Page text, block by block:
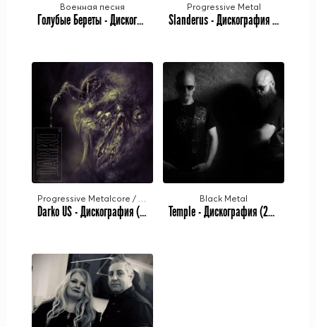
Военная песня
Голубые Береты - Дискография (1987-2020)
Progressive Metal
Slanderus - Дискография (2013-2022)
Darko US - Дискография (2020-2022)
Black Metal
Temple - Дискография (2019-2022)